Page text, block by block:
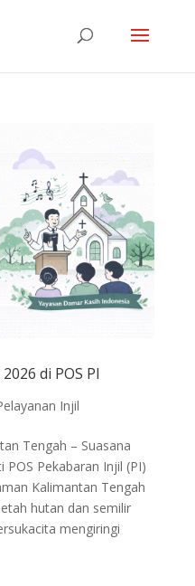
di POS PI
Injil
Tengah – Suasana
Pekabaran Injil (PI)
Kalimantan Tengah
hutan dan semilir
mengiringi